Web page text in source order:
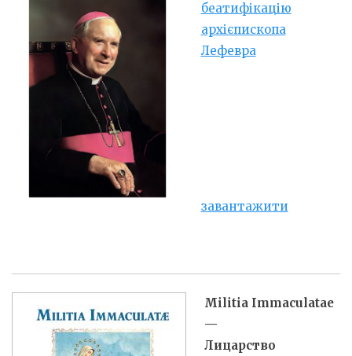
беатифікацію
архієпископа
Лефевра
завантажити
Militia Immaculatae
—
Лицарство